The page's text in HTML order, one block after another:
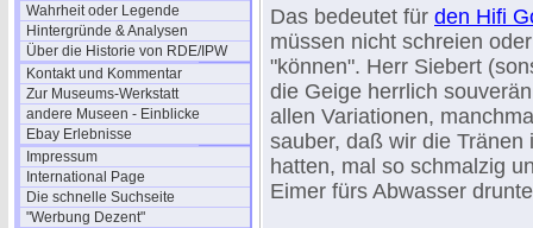
Wahrheit oder Legende
Hintergründe & Analysen
Über die Historie von RDE/IPW
Kontakt und Kommentar
Zur Museums-Werkstatt
andere Museen - Einblicke
Ebay Erlebnisse
Impressum
International Page
Die schnelle Suchseite
"Werbung Dezent"
Das bedeutet für den Hifi
müssen nicht schreien
"können". Herr Siebert
die Geige herrlich
allen Variationen,
sauber, daß wir die Tränen
hatten, mal so schmalzig
Eimer fürs Abwasser